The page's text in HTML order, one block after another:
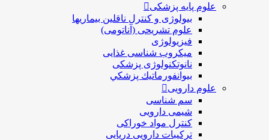
علوم پایه پزشکی
بیولوژی و کنترل ناقلین بیماریها
علوم تشریحی (آناتومی)
فیزیولوژی
ميكروب شناسی غذایی
نانوتکنولوژی پزشکی
بيوانفورماتيك پزشكي
علوم دارویی
سم شناسی
شیمی دارویی
کنترل مواد خوراکی
ترکیبات دارویی دریایی